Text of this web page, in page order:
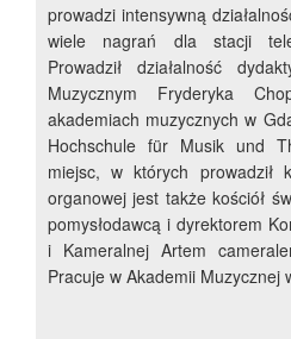
prowadzi intensywną
wiele nagrań dla stacji
Prowadził działalność
Muzycznym Fryderyka
akademiach muzycznych w
Hochschule für Musik und
miejsc, w których prowadził
organowej jest także kościół
pomysłodawcą i dyrektorem
i Kameralnej Artem
Pracuje w Akademii Muzycznej